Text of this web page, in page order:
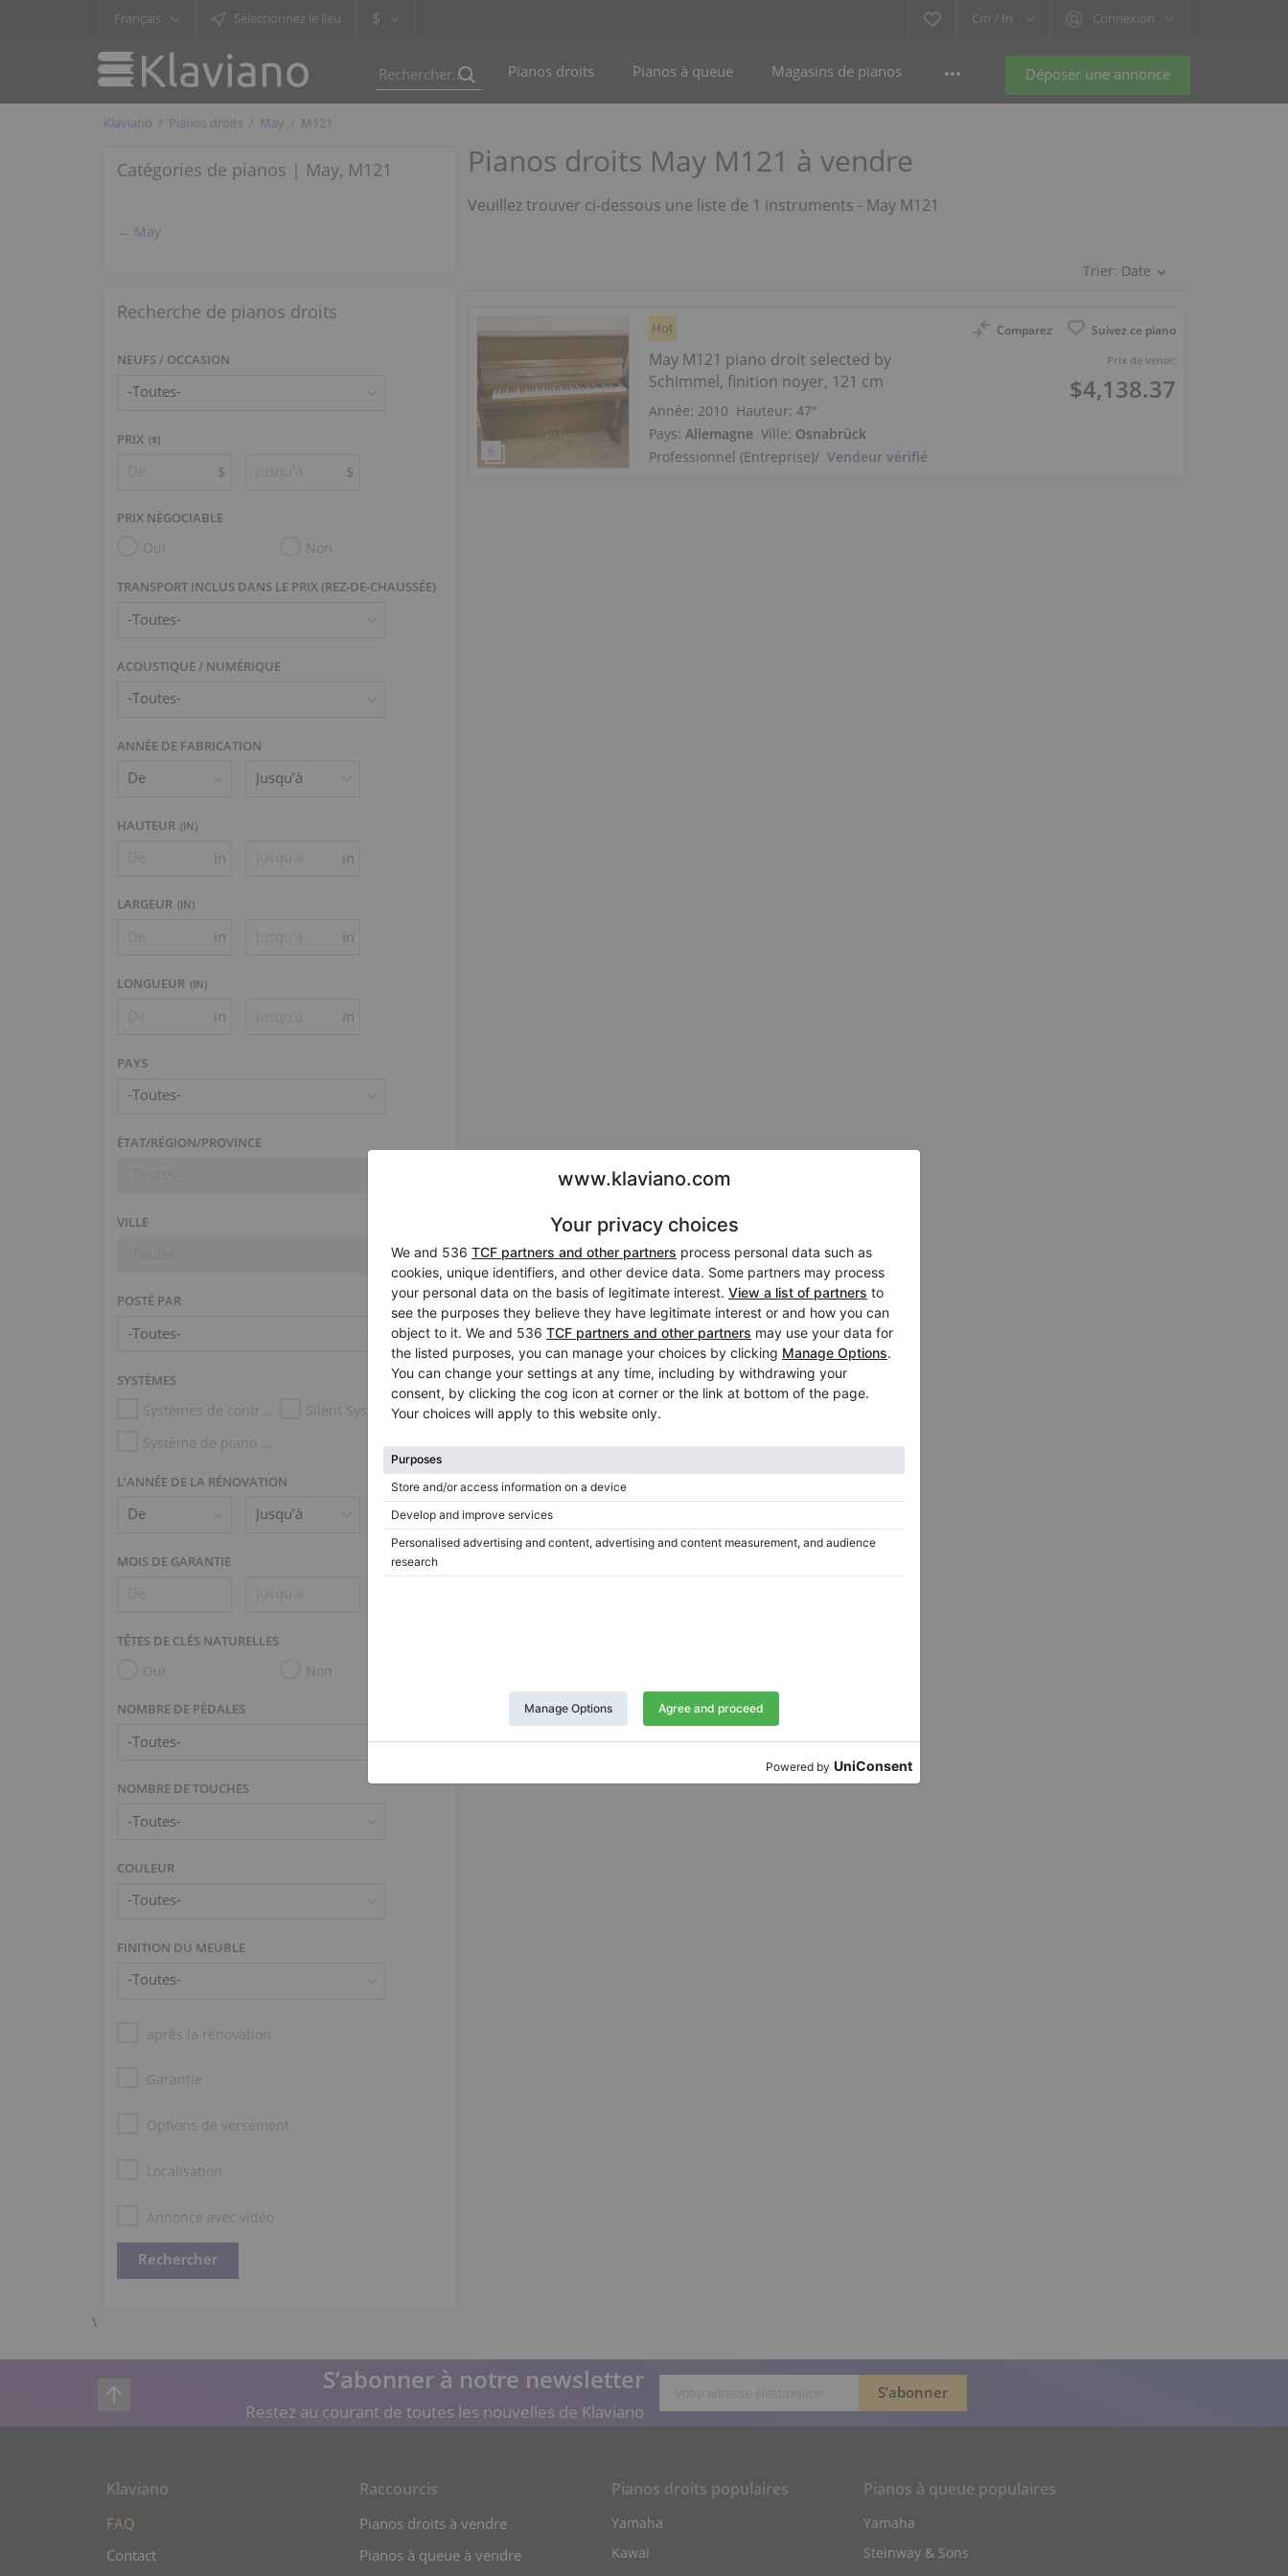
Français Sélectionnez le lieu $ Cm / In Connexion
Déposer une annonce
Pianos droits Pianos à queue Magasins de pianos
Klaviano Pianos droits May M121
Catégories de pianos | May, M121
← May
Recherche de pianos droits
NEUFS / OCCASION
PRIX ($)
$ $
PRIX NÉGOCIABLE
Oui Non
TRANSPORT INCLUS DANS LE PRIX (REZ-DE-CHAUSSÉE)
ACOUSTIQUE / NUMÉRIQUE
ANNÉE DE FABRICATION
HAUTEUR (IN)
in in
LARGEUR (IN)
in in
LONGUEUR (IN)
in in
PAYS
-Toutes-
ÉTAT/RÉGION/PROVINCE
VILLE
POSTÉ PAR
SYSTÈMES
Systèmes de contrôle d’humidité
Silent System
Système de piano mécanique (p.ex. Disklavier, PianoDisc)
L’ANNÉE DE LA RÉNOVATION
MOIS DE GARANTIE
TÊTES DE CLÉS NATURELLES
Oui Non
NOMBRE DE PÉDALES
NOMBRE DE TOUCHES
COULEUR
FINITION DU MEUBLE
après la rénovation
Garantie
Options de versement
Localisation
Annonce avec vidéo
\
Pianos droits May M121 à vendre
Veuillez trouver ci-dessous une liste de 1 instruments - May M121
Trier: Date
Comparez Suivez ce piano
Prix de vente:
$4,138.37
Hot
May M121 piano droit selected by
Schimmel, finition noyer, 121 cm
Année: 2010 Hauteur:47″
Pays:Allemagne Ville: Osnabrück
Professionnel (Entreprise)/ Vendeur vérifié
S’abonner à notre newsletter
Restez au courant de toutes les nouvelles de Klaviano
Klaviano
FAQ
Contact
Raccourcis
Pianos droits à vendre
Pianos à queue à vendre
Pianos droits populaires
Yamaha
Kawai
Pianos à queue populaires
Yamaha
Steinway & Sons